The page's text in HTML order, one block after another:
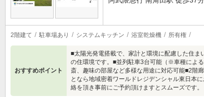
2階建て 駐車場あり システムキッチン 浴室乾燥機 所有権
おすすめポイント
■太陽光発電搭載で、家計と環境に配慮した住
の住環境です。■並列駐車3台可能（※車種によ
斎、趣味の部屋など多様な用途に対応可能■2階
となら地域密着ワールドレジデンシャル東日本
絡を頂き事前にご予約頂けますとスムーズです。